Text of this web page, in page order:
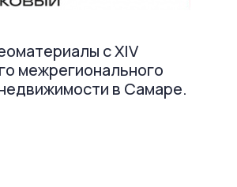
с ХIV
межрегионального
в Самаре.